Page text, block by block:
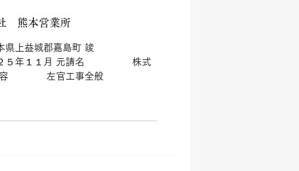
熊本営業所
城郡嘉島町 竣
１１月 元請名 株式
容 左官工事全般